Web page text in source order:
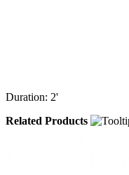
Duration: 2'
Related Products